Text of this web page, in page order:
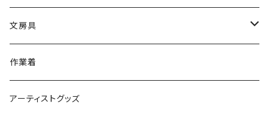
文房具
ペンケース
作業着
アーティストグッズ